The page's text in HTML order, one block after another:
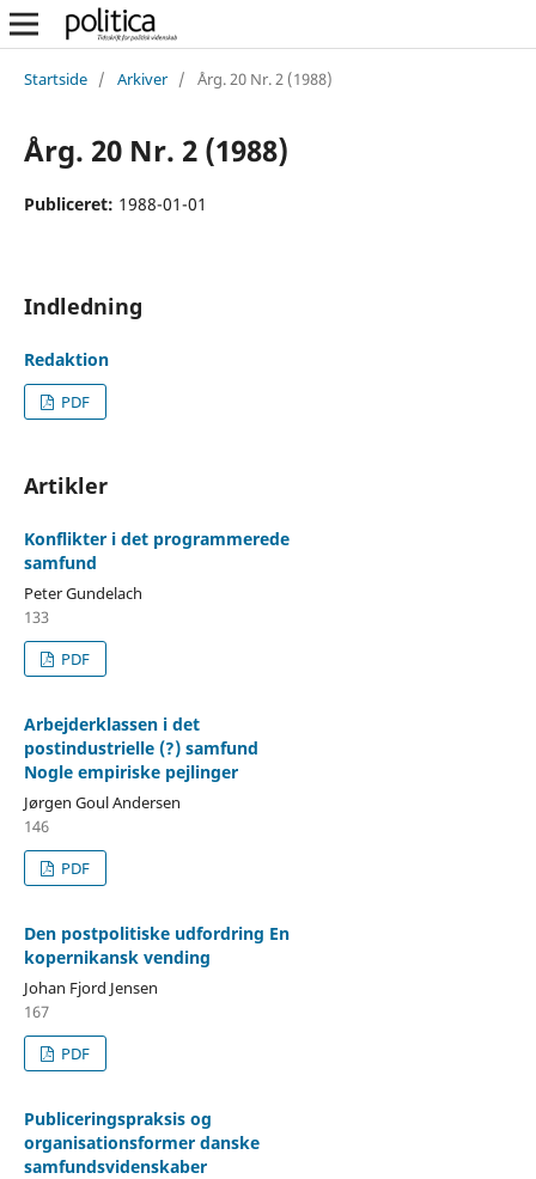
Startside / Arkiver / Årg. 20 Nr. 2 (1988)
Årg. 20 Nr. 2 (1988)
Publiceret: 1988-01-01
Indledning
Redaktion
PDF
Artikler
Konflikter i det programmerede
samfund
Peter Gundelach
133
PDF
Arbejderklassen i det
postindustrielle (?) samfund
Nogle empiriske pejlinger
Jørgen Goul Andersen
146
PDF
Den postpolitiske udfordring En
kopernikansk vending
Johan Fjord Jensen
167
PDF
Publiceringspraksis og
organisationsformer danske
samfundsvidenskaber